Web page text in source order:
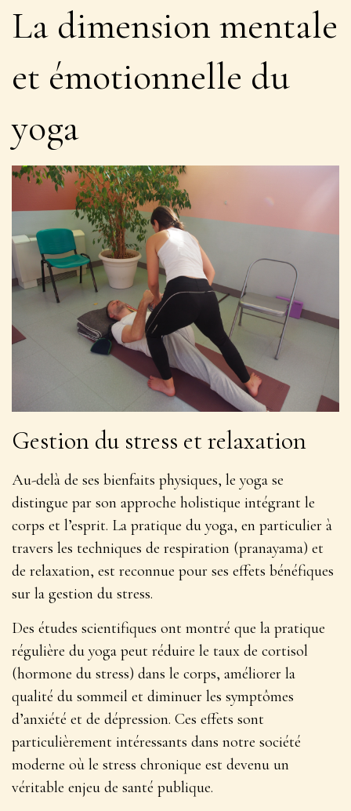
La dimension mentale
et émotionnelle du
yoga
Gestion du stress et relaxation
Au-delà de ses bienfaits physiques, le yoga se
distingue par son approche holistique intégrant le
corps et l’esprit. La pratique du yoga, en particulier à
travers les techniques de respiration (pranayama) et
de relaxation, est reconnue pour ses effets bénéfiques
sur la gestion du stress.
Des études scientifiques ont montré que la pratique
régulière du yoga peut réduire le taux de cortisol
(hormone du stress) dans le corps, améliorer la
qualité du sommeil et diminuer les symptômes
d’anxiété et de dépression. Ces effets sont
particulièrement intéressants dans notre société
moderne où le stress chronique est devenu un
véritable enjeu de santé publique.